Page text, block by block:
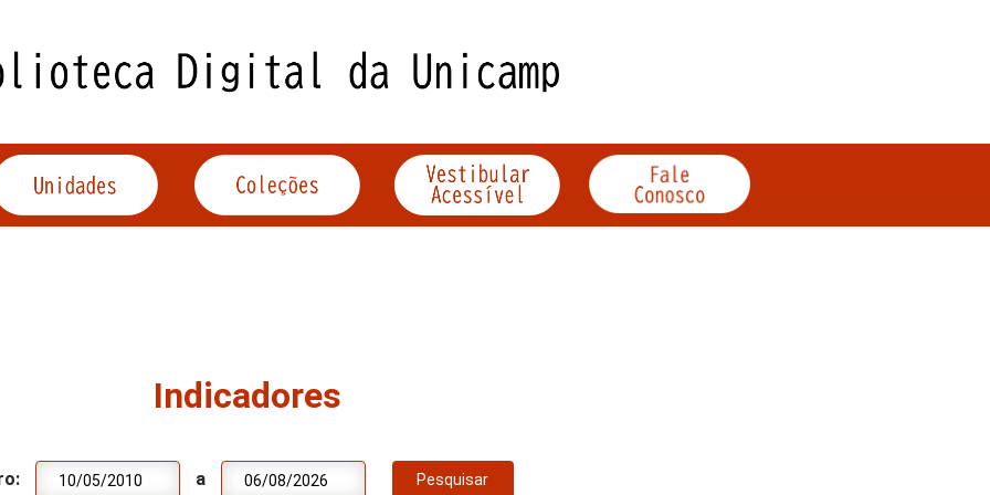
Indicadores
a